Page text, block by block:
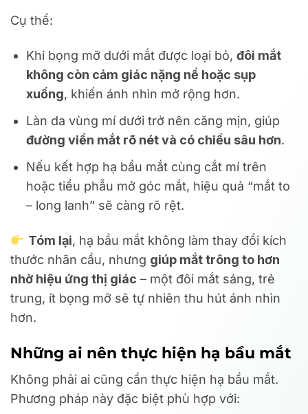
Cụ thể:
Khi bọng mỡ dưới mắt được loại bỏ,đôi mắt
không còn cảm giác nặng nề hoặc sụp
xuống, khiến ánh nhìn mở rộng hơn.
Làn da vùng mí dưới trở nên căng mịn, giúp
đường viền mắt rõ nét và có chiều sâu hơn.
Nếu kết hợp hạ bầu mắt cùng cắt mí trên
hoặc tiểu phẫu mở góc mắt, hiệu quả “mắt to
– long lanh” sẽ càng rõ rệt.
Tóm lại, hạ bầu mắt không làm thay đổi kích
thước nhãn cầu, nhưng giúp mắt trông to hơn
nhờ hiệu ứng thị giác – một đôi mắt sáng, trẻ
trung, ít bọng mỡ sẽ tự nhiên thu hút ánh nhìn
hơn.
Những ai nên thực hiện hạ bầu mắt
Không phải ai cũng cần thực hiện hạ bầu mắt.
Phương pháp này đặc biệt phù hợp với: